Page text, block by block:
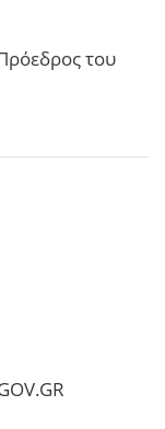
του